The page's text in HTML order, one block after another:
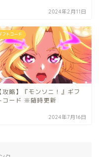
2024年2月11日
フトコード
【攻略】『モンソニ！』ギフ
コード ※随時更新
2024年7月16日